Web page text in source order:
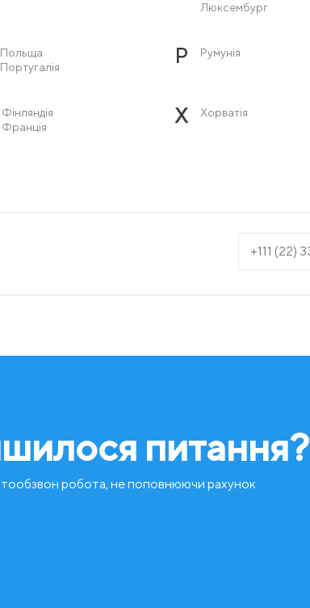
Люксембург
Польща
Португалія
Р Румунія
Фінляндія
Франція
Х Хорватія
питання?
робота, не поповнюючи рахунок